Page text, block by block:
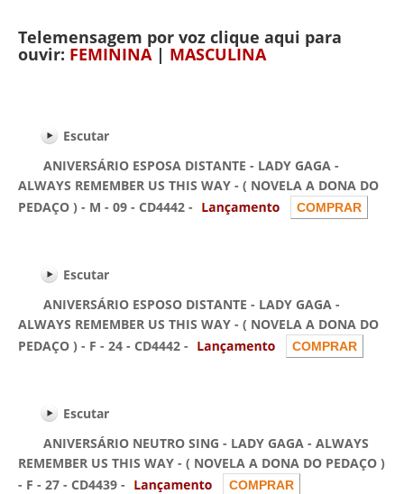
Telemensagem por voz clique aqui para
ouvir: FEMININA| MASCULINA
Escutar
ANIVERSÁRIO ESPOSA DISTANTE - LADY GAGA -
ALWAYS REMEMBER US THIS WAY - ( NOVELA A DONA DO
PEDAÇO ) - M - 09 - CD4442 -
Escutar
ANIVERSÁRIO ESPOSO DISTANTE - LADY GAGA -
ALWAYS REMEMBER US THIS WAY - ( NOVELA A DONA DO
PEDAÇO ) - F - 24 - CD4442 -
Escutar
ANIVERSÁRIO NEUTRO SING - LADY GAGA - ALWAYS
REMEMBER US THIS WAY - ( NOVELA A DONA DO PEDAÇO )
- F - 27 - CD4439 -